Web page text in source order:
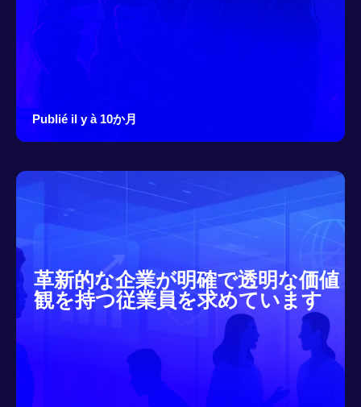
Publié il y à 10か月
革新的な企業が明確で透明な価値
観を持つ従業員を求めています